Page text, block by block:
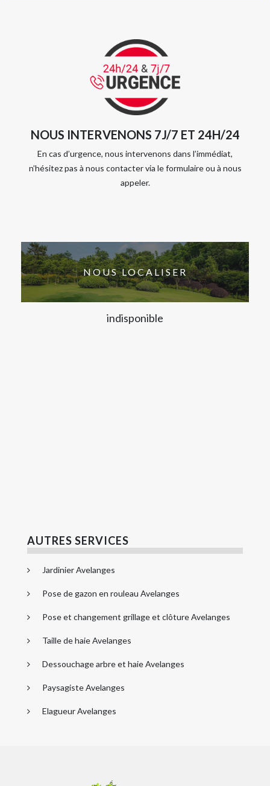
NOUS INTERVENONS 7J/7 ET 24H/24
En cas d’urgence, nous intervenons dans l’immédiat,
n’hésitez pas à nous contacter via le formulaire ou à nous
appeler.
NOUS LOCALISER
indisponible
AUTRES SERVICES
Jardinier Avelanges
Pose de gazon en rouleau Avelanges
Pose et changement grillage et clôture Avelanges
Taille de haie Avelanges
Dessouchage arbre et haie Avelanges
Paysagiste Avelanges
Elagueur Avelanges